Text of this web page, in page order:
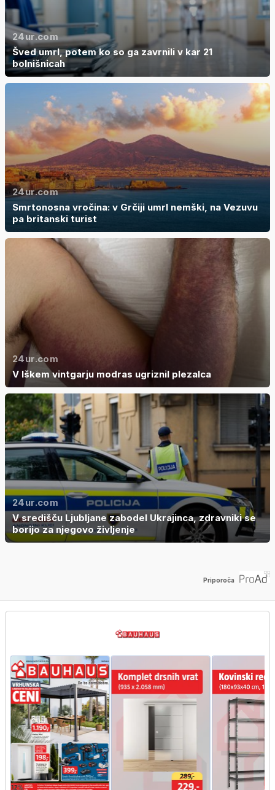
24ur.com
Šved umrl, potem ko so ga zavrnili v kar 21
bolnišnicah
24ur.com
Smrtonosna vročina: v Grčiji umrl nemški, na Vezuvu
pa britanski turist
24ur.com
V Iškem vintgarju modras ugriznil plezalca
24ur.com
V središču Ljubljane zabodel Ukrajinca, zdravniki se
borijo za njegovo življenje
Priporoča